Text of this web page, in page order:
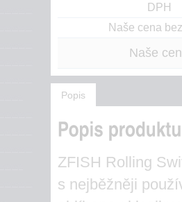
DPH
Naše cena
Naše
Popis
ZFISH Rolling
s nejběžněji